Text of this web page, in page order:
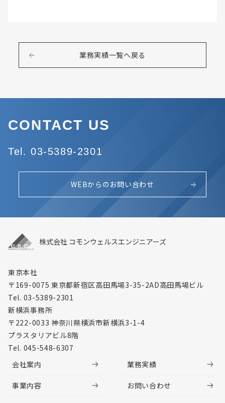
業務実績一覧へ戻る
CONTACT US
Tel. 03-5389-2301
WEBからのお問い合わせ
株式会社 コモンウェルスエンジニアーズ
東京本社
〒169-0075 東京都新宿区高田馬場3-35-2AD高田馬場ビル
Tel. 03-5389-2301
新横浜事務所
〒222-0033 神奈川県横浜市新横浜3-1-4
プラスタリアビル8階
Tel. 045-548-6307
会社案内
事業内容
業務実績
お問い合わせ